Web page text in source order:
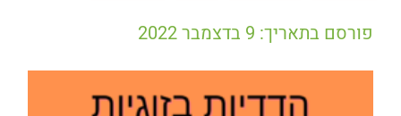
פורסם בתאריך: 9 בדצמבר 2022